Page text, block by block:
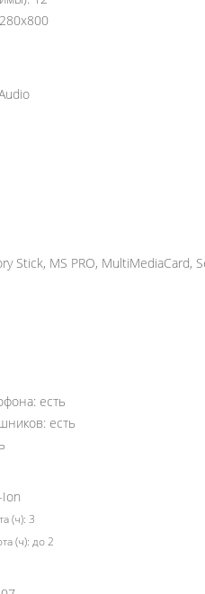
Stick, MS PRO, MultiMediaCard,
есть
есть
(ч): 3
(ч): до 2